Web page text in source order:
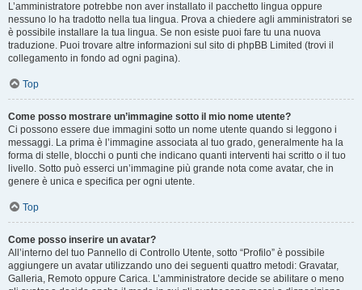
L’amministratore potrebbe non aver installato il pacchetto lingua oppure
nessuno lo ha tradotto nella tua lingua. Prova a chiedere agli amministratori se
è possibile installare la tua lingua. Se non esiste puoi fare tu una nuova
traduzione. Puoi trovare altre informazioni sul sito di phpBB Limited (trovi il
collegamento in fondo ad ogni pagina).
Top
Come posso mostrare un’immagine sotto il mio nome utente?
Ci possono essere due immagini sotto un nome utente quando si leggono i
messaggi. La prima è l’immagine associata al tuo grado, generalmente ha la
forma di stelle, blocchi o punti che indicano quanti interventi hai scritto o il tuo
livello. Sotto può esserci un’immagine più grande nota come avatar, che in
genere è unica e specifica per ogni utente.
Top
Come posso inserire un avatar?
All’interno del tuo Pannello di Controllo Utente, sotto “Profilo” è possibile
aggiungere un avatar utilizzando uno dei seguenti quattro metodi: Gravatar,
Galleria, Remoto oppure Carica. L’amministratore decide se abilitare o meno